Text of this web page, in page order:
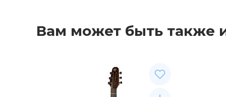
Вам может быть также